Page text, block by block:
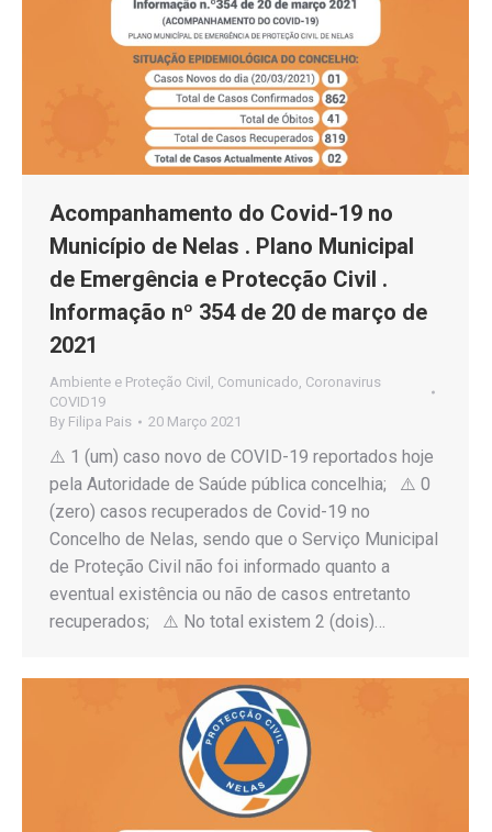
Acompanhamento do Covid-19 no
Município de Nelas . Plano Municipal
de Emergência e Protecção Civil .
Informação nº 354 de 20 de março de
2021
Ambiente e Proteção Civil Comunicado Coronavirus
COVID19
By Filipa Pais 20 Março 2021
⚠️ 1 (um) caso novo de COVID-19 reportados hoje
pela Autoridade de Saúde pública concelhia; ⚠️ 0
(zero) casos recuperados de Covid-19 no
Concelho de Nelas, sendo que o Serviço Municipal
de Proteção Civil não foi informado quanto a
eventual existência ou não de casos entretanto
recuperados; ⚠️ No total existem 2 (dois)…